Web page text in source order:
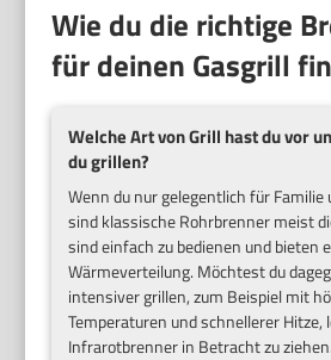
Wie du die richtige
für deinen Gasgrill
Welche Art von Grill hast du vor
du grillen?
Wenn du nur gelegentlich für Familie
sind klassische Rohrbrenner meist
sind einfach zu bedienen und bieten
Wärmeverteilung. Möchtest du
intensiver grillen, zum Beispiel mit
Temperaturen und schnellerer Hitze,
Infrarotbrenner in Betracht zu ziehen.